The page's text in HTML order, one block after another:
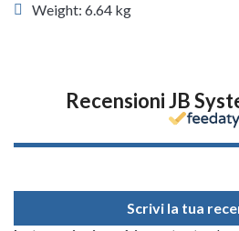
Weight: 6.64 kg
Recensioni JB
Scrivi la tua